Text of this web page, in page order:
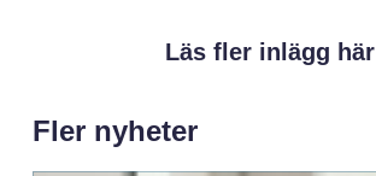
Läs fler inlägg här
Fler nyheter